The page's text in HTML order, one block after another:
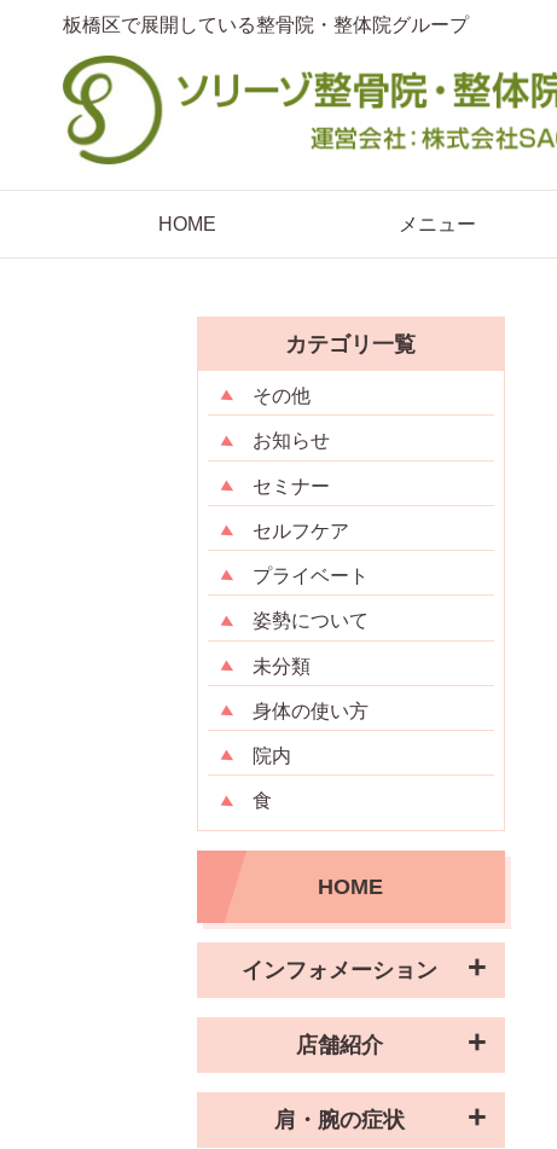
板橋区で展開している整骨院・整体院グループ
HOME メニュー
カテゴリ一覧
その他
お知らせ
セミナー
セルフケア
プライベート
姿勢について
未分類
身体の使い方
院内
食
HOME
インフォメーション
店舗紹介
肩・腕の症状